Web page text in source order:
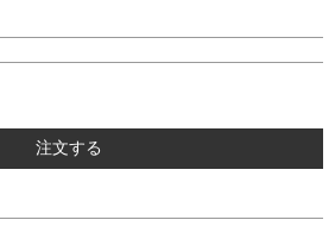
注文する